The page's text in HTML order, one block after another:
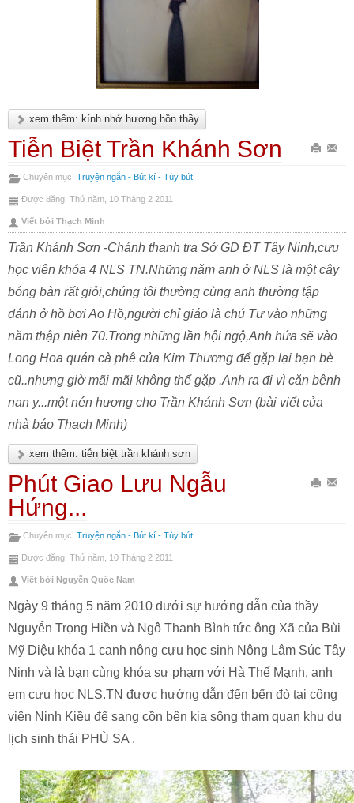
xem thêm: kính nhớ hương hồn thầy
Tiễn Biệt Trần Khánh Sơn
này
Chuyên mục: Truyện ngắn - Bút kí - Tùy bút
Được đăng: Thứ năm, 10 Tháng 2 2011
Viết bởi Thạch Minh
Trần Khánh Sơn -Chánh thanh tra Sở GD ĐT Tây Ninh,cựu
học viên khóa 4 NLS TN.Những năm anh ở NLS là một cây
bóng bàn rất giỏi,chúng tôi thường cùng anh thường tập
đánh ở hồ bơi Ao Hồ,người chỉ giáo là chú Tư vào những
năm thập niên 70.Trong những lần hội ngộ,Anh hứa sẽ vào
Long Hoa quán cà phê của Kim Thương để gặp lại bạn bè
cũ..nhưng giờ mãi mãi không thể gặp .Anh ra đi vì căn bệnh
nan y...một nén hương cho Trần Khánh Sơn (bài viết của
nhà báo Thạch Minh)
xem thêm: tiễn biệt trần khánh sơn
Phút Giao Lưu Ngẫu
Hứng...
Chuyên mục: Truyện ngắn - Bút kí - Tùy bút
Được đăng: Thứ năm, 10 Tháng 2 2011
Viết bởi Nguyễn Quốc Nam
Ngày 9 tháng 5 năm 2010 dưới sự hướng dẫn của thầy
Nguyễn Trọng Hiền và Ngô Thanh Bình tức ông Xã của Bùi
Mỹ Diệu khóa 1 canh nông cựu học sinh Nông Lâm Súc Tây
Ninh và là bạn cùng khóa sư phạm với Hà Thế Mạnh, anh
em cựu học NLS.TN được hướng dẫn đến bến đò tại công
viên Ninh Kiều để sang cồn bên kia sông tham quan khu du
lịch sinh thái PHÙ SA .